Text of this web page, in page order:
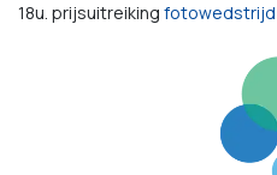
18u. prijsuitreiking fotowedstrijd